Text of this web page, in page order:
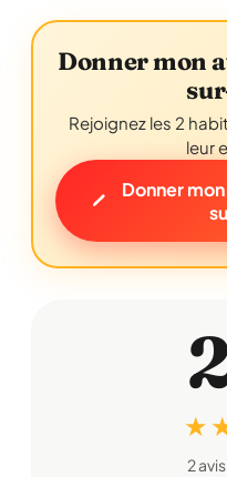
Donner mon
Rejoignez les 2
leur
Donner
★
2